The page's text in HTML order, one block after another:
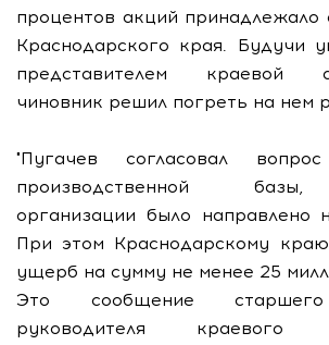
процентов акций принадлежало
Краснодарского края. Будучи
представителем краевой
чиновник решил погреть на нем
"Пугачев согласовал
производственной
организации было направлено
При этом Краснодарскому
ущерб на сумму не менее 25
Это сообщение
руководителя краевого